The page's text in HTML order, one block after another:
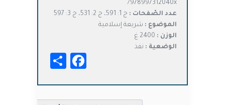
/978997312040x
عدد الصّفحات : ج 1: 591، ج 2: 531، ج 3: 597
الموضوع : شريعة إسلامية
الوزن :
الوضعية : نفذ
Facebook